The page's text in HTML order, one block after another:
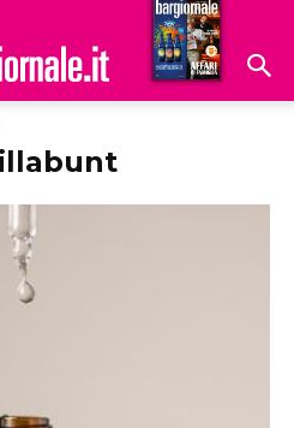
Hoteldomani